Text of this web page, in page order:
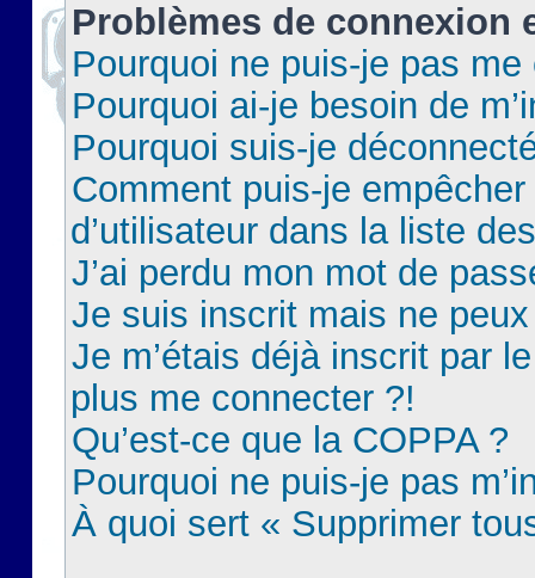
Problèmes de connexion
Pourquoi ne puis-je pas
Pourquoi ai-je besoin de
Pourquoi suis-je
Comment puis-je
d’utilisateur dans la liste
J’ai perdu mon mot de
Je suis inscrit mais ne
Je m’étais déjà inscrit par
plus me connecter ?!
Qu’est-ce que la COPPA ?
Pourquoi ne puis-je pas
À quoi sert « Supprimer